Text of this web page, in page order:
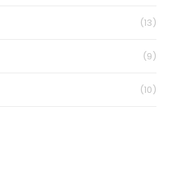
(13)
(9)
(10)